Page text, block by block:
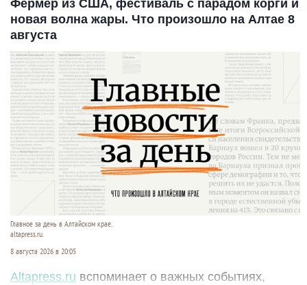
Фермер из США, фестиваль с парадом корги и
новая волна жары. Что произошло на Алтае 8
августа
Главное за день в Алтайском крае.
altapress.ru.
8 августа 2026 в 20:05
Altapress.ru вспоминает о важных событиях,